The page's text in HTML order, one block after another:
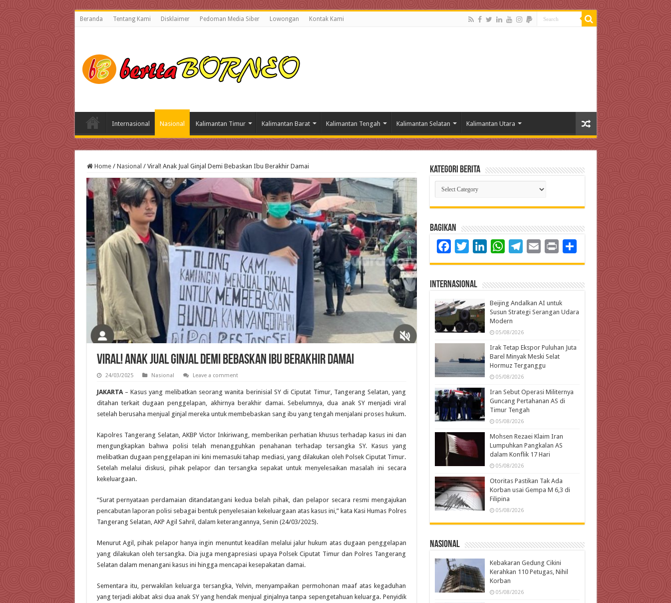
Beranda Tentang Kami Disklaimer Pedoman Media Siber Lowongan Kontak Kami
Internasional Nasional Kalimantan Timur Kalimantan Barat Kalimantan Tengah Kalimantan Selatan Kalimantan Utara
Home / Nasional / Viral! Anak Jual Ginjal Demi Bebaskan Ibu Berakhir Damai
Viral! Anak Jual Ginjal Demi Bebaskan Ibu Berakhir Damai
24/03/2025 Nasional Leave a comment
JAKARTA– Kasus yang melibatkan seorang wanita berinisial SY di Ciputat Timur, Tangerang Selatan, yang
ditahan terkait dugaan penggelapan, akhirnya berakhir damai. Sebelumnya, dua anak SY menjadi viral
setelah berusaha menjual ginjal mereka untuk membebaskan sang ibu yang tengah menjalani proses hukum.
Kapolres Tangerang Selatan, AKBP Victor Inkiriwang, memberikan perhatian khusus terhadap kasus ini dan
mengungkapkan bahwa polisi telah menangguhkan penahanan terhadap tersangka SY. Kasus yang
melibatkan dugaan penggelapan ini kini memasuki tahap mediasi, yang dilakukan oleh Polsek Ciputat Timur.
Setelah melalui diskusi, pihak pelapor dan tersangka sepakat untuk menyelesaikan masalah ini secara
kekeluargaan.
“Surat pernyataan perdamaian ditandatangani kedua belah pihak, dan pelapor secara resmi mengajukan
pencabutan laporan polisi sebagai bentuk penyelesaian kekeluargaan atas kasus ini,” kata Kasi Humas Polres
Tangerang Selatan, AKP Agil Sahril, dalam keterangannya, Senin (24/03/2025).
Menurut Agil, pihak pelapor hanya ingin menuntut keadilan melalui jalur hukum atas dugaan penggelapan
yang dilakukan oleh tersangka. Dia juga mengapresiasi upaya Polsek Ciputat Timur dan Polres Tangerang
Selatan dalam menangani kasus ini hingga mencapai kesepakatan damai.
Sementara itu, perwakilan keluarga tersangka, Yelvin, menyampaikan permohonan maaf atas kegaduhan
yang terjadi akibat aksi dua anak SY yang hendak menjual ginjalnya tanpa sepengetahuan keluarga. Penyidik
Kategori Berita
Kategori
Berita
Bagikan
FacebookTwitterLinkedInWhatsAppTelegram
Email Print
Internasional
Beijing Andalkan AI untuk
Susun Strategi Serangan Udara
Modern
05/08/2026
Irak Tetap Ekspor Puluhan Juta
Barel Minyak Meski Selat
Hormuz Terganggu
05/08/2026
Iran Sebut Operasi Militernya
Guncang Pertahanan AS di
Timur Tengah
05/08/2026
Mohsen Rezaei Klaim Iran
Lumpuhkan Pangkalan AS
dalam Konflik 17 Hari
05/08/2026
Otoritas Pastikan Tak Ada
Korban usai Gempa M 6,3 di
Filipina
05/08/2026
Nasional
Kebakaran Gedung Cikini
Kerahkan 110 Petugas, Nihil
Korban
05/08/2026